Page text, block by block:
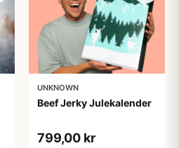
UNKNOWN
Beef Jerky Julekalender
799,00 kr